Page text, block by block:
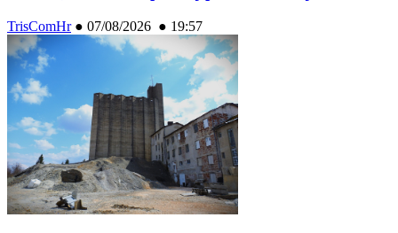
TrisComHr● 07/08/2026 ● 19:57